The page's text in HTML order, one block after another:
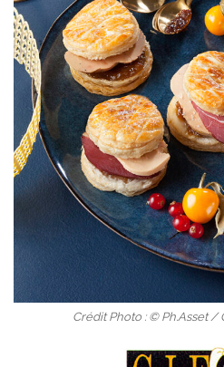
Crédit Photo : © Ph.Asset /